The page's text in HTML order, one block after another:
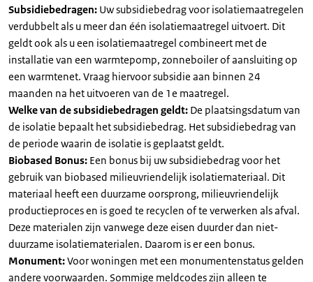
Subsidiebedragen: Uw subsidiebedrag voor isolatiemaatregelen
verdubbelt als u meer dan één isolatiemaatregel uitvoert. Dit
geldt ook als u een isolatiemaatregel combineert met de
installatie van een warmtepomp, zonneboiler of aansluiting op
een warmtenet. Vraag hiervoor subsidie aan binnen 24
maanden na het uitvoeren van de 1e maatregel.
Welke van de subsidiebedragen geldt: De plaatsingsdatum van
de isolatie bepaalt het subsidiebedrag. Het subsidiebedrag van
de periode waarin de isolatie is geplaatst geldt.
Biobased Bonus: Een bonus bij uw subsidiebedrag voor het
gebruik van biobased milieuvriendelijk isolatiemateriaal. Dit
materiaal heeft een duurzame oorsprong, milieuvriendelijk
productieproces en is goed te recyclen of te verwerken als afval.
Deze materialen zijn vanwege deze eisen duurder dan niet-
duurzame isolatiematerialen. Daarom is er een bonus.
Monument:Voor woningen met een monumentenstatus gelden
andere voorwaarden. Sommige meldcodes zijn alleen te